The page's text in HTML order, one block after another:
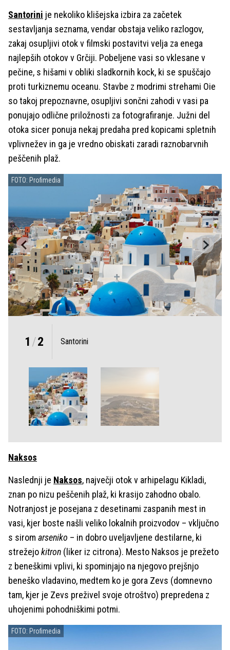
Santorini je nekoliko klišejska izbira za začetek
sestavljanja seznama, vendar obstaja veliko razlogov,
zakaj osupljivi otok v filmski postavitvi velja za enega
najlepših otokov v Grčiji. Pobeljene vasi so vklesane v
pečine, s hišami v obliki sladkornih kock, ki se spuščajo
proti turkiznemu oceanu. Stavbe z modrimi strehami Oie
so takoj prepoznavne, osupljivi sončni zahodi v vasi pa
ponujajo odlične priložnosti za fotografiranje. Južni del
otoka sicer ponuja nekaj predaha pred kopicami spletnih
vplivnežev in ga je vredno obiskati zaradi raznobarvnih
peščenih plaž.
FOTO: Profimedia
1 /2 Santorini
Naksos
Naslednji je Naksos, največji otok v arhipelagu Kikladi,
znan po nizu peščenih plaž, ki krasijo zahodno obalo.
Notranjost je posejana z desetinami zaspanih mest in
vasi, kjer boste našli veliko lokalnih proizvodov – vključno
s sirom arseniko – in dobro uveljavljene destilarne, ki
strežejokitron (liker iz citrona). Mesto Naksos je prežeto
z beneškimi vplivi, ki spominjajo na njegovo prejšnjo
beneško vladavino, medtem ko je gora Zevs (domnevno
tam, kjer je Zevs preživel svoje otroštvo) prepredena z
uhojenimi pohodniškimi potmi.
FOTO: Profimedia